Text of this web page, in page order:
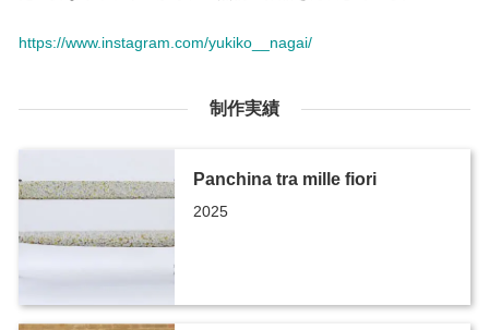
https://www.instagram.com/yukiko__nagai/
制作実績
Panchina tra mille fiori
2025